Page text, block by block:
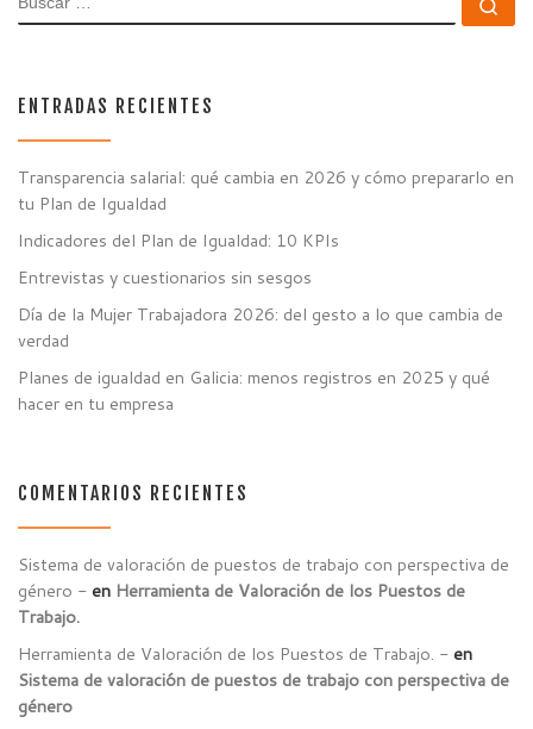
ENTRADAS RECIENTES
Transparencia salarial: qué cambia en 2026 y cómo prepararlo en
tu Plan de Igualdad
Indicadores del Plan de Igualdad: 10 KPIs
Entrevistas y cuestionarios sin sesgos
Día de la Mujer Trabajadora 2026: del gesto a lo que cambia de
verdad
Planes de igualdad en Galicia: menos registros en 2025 y qué
hacer en tu empresa
COMENTARIOS RECIENTES
Sistema de valoración de puestos de trabajo con perspectiva de
género -en Herramienta de Valoración de los Puestos de
Trabajo.
Herramienta de Valoración de los Puestos de Trabajo. -en
Sistema de valoración de puestos de trabajo con perspectiva de
género